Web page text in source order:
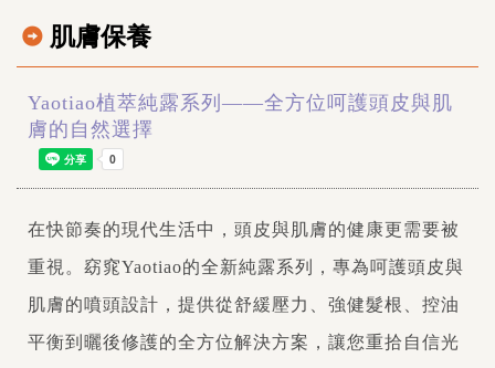
肌膚保養
Yaotiao植萃純露系列——全方位呵護頭皮與肌
膚的自然選擇
在快節奏的現代生活中，頭皮與肌膚的健康更需要被
重視。窈窕Yaotiao的全新純露系列，專為呵護頭皮與
肌膚的噴頭設計，提供從舒緩壓力、強健髮根、控油
平衡到曬後修護的全方位解決方案，讓您重拾自信光